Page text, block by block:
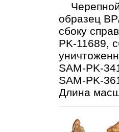
Черепной
образец
сбоку
PK-11689,
SAM-PK-
SAM-PK-
Длина